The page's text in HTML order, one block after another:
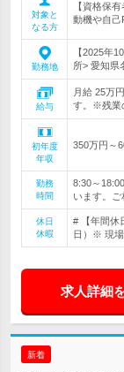
対象と
なる方
【資格保
動機や自
勤務地
【2025年
所> 愛知県
給与
月給 25万
す。※残業
初年度
年収
350万円～
勤務
時間
8:30～
います。
休日
休暇
# 【年間休
日）※ 現場
求人詳細
新着